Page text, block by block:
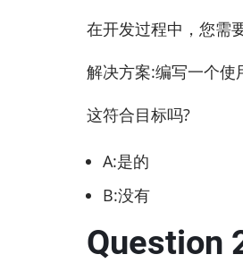
在开发过程中，您需
解决方案:编写一个使
这符合目标吗?
A:是的
B:没有
Question